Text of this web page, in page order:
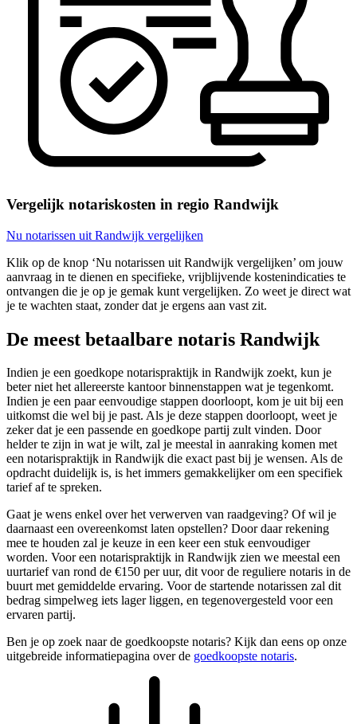
Vergelijk notariskosten in regio Randwijk
Nu notarissen uit Randwijk vergelijken
Klik op de knop ‘Nu notarissen uit Randwijk vergelijken’ om jouw
aanvraag in te dienen en specifieke, vrijblijvende kostenindicaties te
ontvangen die je op je gemak kunt vergelijken. Zo weet je direct wat
je te wachten staat, zonder dat je ergens aan vast zit.
De meest betaalbare notaris Randwijk
Indien je een goedkope notarispraktijk in Randwijk zoekt, kun je
beter niet het allereerste kantoor binnenstappen wat je tegenkomt.
Indien je een paar eenvoudige stappen doorloopt, kom je uit bij een
uitkomst die wel bij je past. Als je deze stappen doorloopt, weet je
zeker dat je een passende en goedkope partij zult vinden. Door
helder te zijn in wat je wilt, zal je meestal in aanraking komen met
een notarispraktijk in Randwijk die exact past bij je wensen. Als de
opdracht duidelijk is, is het immers gemakkelijker om een specifiek
tarief af te spreken.
Gaat je wens enkel over het verwerven van raadgeving? Of wil je
daarnaast een overeenkomst laten opstellen? Door daar rekening
mee te houden zal je keuze in een keer een stuk eenvoudiger
worden. Voor een notarispraktijk in Randwijk zien we meestal een
uurtarief van rond de €150 per uur, dit voor de reguliere notaris in de
buurt met gemiddelde ervaring. Voor de startende notarissen zal dit
bedrag simpelweg iets lager liggen, en tegenovergesteld voor een
ervaren partij.
Ben je op zoek naar de goedkoopste notaris? Kijk dan eens op onze
uitgebreide informatiepagina over de goedkoopste notaris.